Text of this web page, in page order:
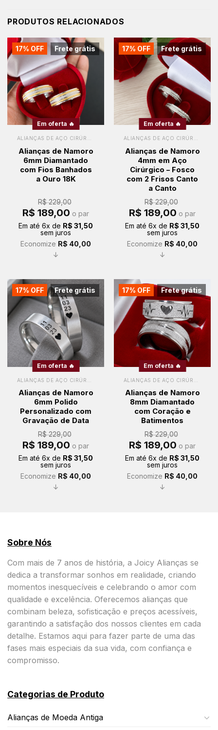
PRODUTOS RELACIONADOS
Frete grátis
17% OFF
Em oferta 🔥
ALIANÇAS DE AÇO CIRÚRGICO
Alianças de Namoro
6mm Diamantado
com Fios Banhados
a Ouro 18K
R$229,00
O
preço
era:
R$ 229,00.
R$ 189,00 preço
é:
R$ 189,00.
o par
Em até 6x de R$ 31,50
sem juros
Economize R$ 40,00
↓
Frete grátis
17% OFF
Em oferta 🔥
ALIANÇAS DE AÇO CIRÚRGICO
Alianças de Namoro
4mm em Aço
Cirúrgico – Fosco
com 2 Frisos Canto
a Canto
R$229,00
O
preço
era:
R$ 229,00.
R$ 189,00 preço
é:
R$ 189,00.
o par
Em até 6x de R$ 31,50
sem juros
Economize R$ 40,00
↓
Frete grátis
17% OFF
Em oferta 🔥
Alianças de Namoro
6mm Polido
Personalizado com
Gravação de Data
R$229,00
O
preço
era:
R$ 229,00.
R$ 189,00 preço
atual
é:
R$ 189,00.
o par
Em até 6x de R$ 31,50
sem juros
Economize R$ 40,00
↓
Frete grátis
17% OFF
Em oferta 🔥
Alianças de Namoro
8mm Diamantado
com Coração e
Batimentos
R$229,00
O
preço
era:
R$ 229,00.
R$ 189,00 preço
atual
é:
R$ 189,00.
o par
Em até 6x de R$ 31,50
sem juros
Economize R$ 40,00
↓
Sobre Nós
Com mais de 7 anos de história, a Joicy Alianças se
dedica a transformar sonhos em realidade, criando
momentos inesquecíveis e celebrando o amor com
qualidade e excelência. Oferecemos alianças que
combinam beleza, sofisticação e preços acessíveis,
garantindo a satisfação dos nossos clientes em cada
detalhe. Estamos aqui para fazer parte de uma das
fases mais especiais da sua vida, com confiança e
compromisso.
Categorias de Produto
Alianças de Moeda Antiga